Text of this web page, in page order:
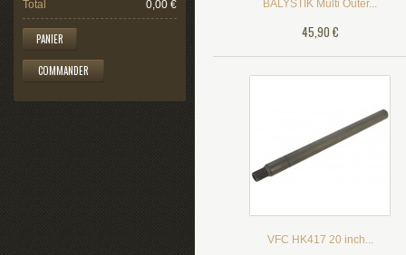
Total 0,00 €
PANIER
COMMANDER
BALYSTIK Multi Outer...
45,90 €
VFC HK417 20 inch...